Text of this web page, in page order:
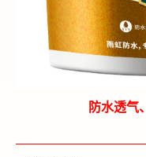
防水透气